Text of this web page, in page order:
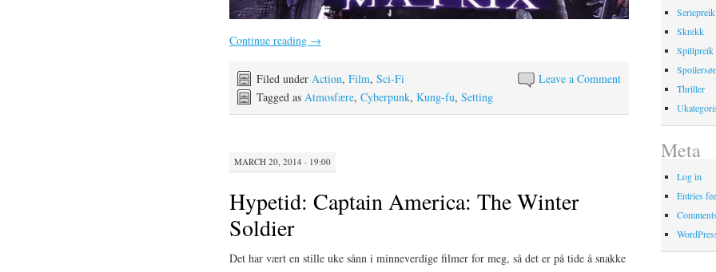
Continue reading →
Leave a Comment
Filed under Action, Film, Sci-Fi
Tagged as Atmosfære, Cyberpunk, Kung-fu, Setting
MARCH 20, 2014 · 19:00
Hypetid: Captain America: The Winter
Soldier
Det har vært en stille uke sånn i minneverdige filmer for meg, så det er på tide å snakke
Seriepreik
Skrekk
Spillpreik
Thriller
Meta
Log in
Entries